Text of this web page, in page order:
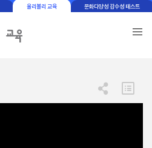
올리볼리 교육 문화다양성 감수성 테스트